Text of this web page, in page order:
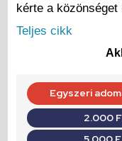
kérte a közönséget
Teljes cikk